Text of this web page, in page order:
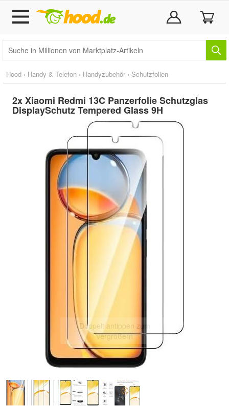
Hood › Handy & Telefon › Handyzubehör › Schutzfolien
2x Xiaomi Redmi 13C Panzerfolie Schutzglas
DisplaySchutz Tempered Glass 9H
Doppelt antippen zum
vergrößern